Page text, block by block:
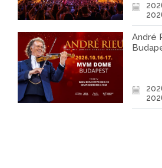
André